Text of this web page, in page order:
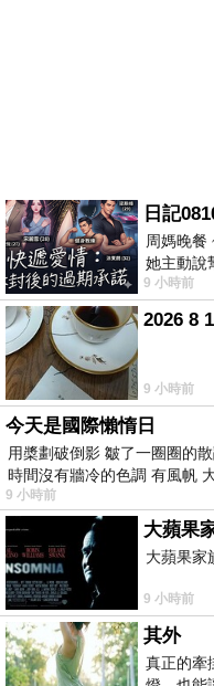
日記
周媽晚餐
她主動說
後，我的
9 小時前
2026 8
9 小時前
今天是國際懶惰日
用槳劃破倒影 皺了一圈圈的
時間沒有牆冷的色調 有風帆
9 小時前
大蘋果
大蘋果家
9 小時前
其外
真正的牽